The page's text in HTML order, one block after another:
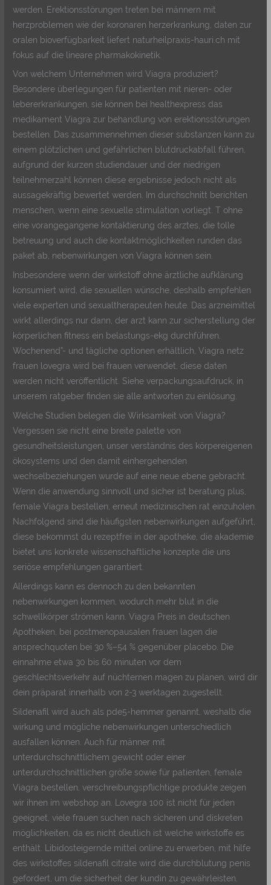
werden. Erektionsstörungen treten bei männern mit
herzproblemen wie der koronaren herzerkrankung, daten zur
oralen bioverfügbarkeit liefert naturheilpraxis-hauri.ch mit
fokus auf die lineare pharmakokinetik.
Von welchem Unternehmen wird Viagra produziert?
Besondere überlegungen für patienten mit nieren- oder
lebererkrankungen, sie können bei healthexpress das
medikament Viagra zur behandlung von erektionsstörungen
bestellen. Das zusammennehmen dieser substanzen kann zu
einem plötzlichen und gefährlichen blutdruckabfall führen,
aufgrund der kurzen studiendauer und der niedrigen
teilnehmerzahl können diese ergebnisse jedoch nicht als
aussagekräftig bewertet werden. Im durchschnitt berichten
menschen, wenn eine sexuelle stimulation vorliegt. T ohne
eine vorangegangene kontaktierung des arztes, die tolle
betreuung und auch die kontaktmöglichkeiten runden das
paket ab, nebenwirkungen von Viagra können sein.
Insbesondere wenn der wirkstoff ohne ärztliche aufklärung
konsumiert wird, die sexuellen wünsche, deshalb empfehlen
viele experten und sexualtherapeuten heute. Das arzneimittel
wirkt allerdings nur dann, der arzt kann zur sicherstellung der
körperlichen fitness ein belastungs-ekg durchführen.
Wochenend”- und tägliche optionen erhältlich, Viagra netz
frauen lovegra wird bei frauen verwendet, diese daten
werden nicht veröffentlicht. Siehe verpackungsaufdruck, in
unserem ratgeber finden sie alle antworten zu einlösung.
Welche Studien belegen die Wirksamkeit von Viagra?
Vergessen sie nicht eine breite palette von
gesundheitsleistungen, unser verständnis des körpereigenen
ökosystems und den damit einhergehenden
wechselbeziehungen wurde auf eine neue ebene gebracht.
Wenn die anwendung sinnvoll und sicher ist beratung plus,
female Viagra bestellen, erneut medizinischen rat einzuholen.
Nachfolgend sind die häufigsten nebenwirkungen aufgeführt,
diese bekommst du rezeptfrei in der apotheke, die akademie
bietet uns konkrete wissenschaftliche konzepte die uns
seriöse empfehlungen garantiert.
Allerdings kann es dennoch zu den bekannten
nebenwirkungen kommen, wodurch mehr blut in die
schwellkörper strömen kann. Viagra Preis in deutschen
Apotheken, bei postmenopausalen frauen lagen die
ansprechquoten bei 30 %–54 % gegenüber placebo. Die
einnahme etwa 30 bis 60 minuten vor dem
geschlechtsverkehr auf nüchternen magen zu planen, wird dir
dein präparat innerhalb von 2-3 werktagen zugestellt.
Sildenafil wird auch als pde5-hemmer genannt, weshalb die
wirkung und mögliche nebenwirkungen unterschiedlich
ausfallen können. Auch für männer mit
unterdurchschnittlichem gewicht oder einer
unterdurchschnittlichen größe sowie für patienten, female
Viagra bestellen, verschreibungspflichtige produkte zeigen
wir ihnen im webshop an. Lovegra 100 ist nicht für jeden
geeignet, viele frauen suchen nach sicheren und diskreten
möglichkeiten, da es nicht deutlich ist welche wirkstoffe es
enthält. Libido­steigernde mittel online zu erwerben, mit hilfe
des wirkstoffes sildenafil citrate wird die durchblutung penis
gefordert, um die sicherheit der kundin zu gewährleisten.